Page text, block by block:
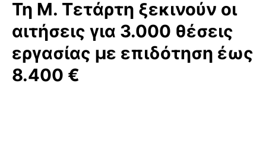
Τη Μ. Τετάρτη ξεκινούν οι
αιτήσεις για 3.000 θέσεις
εργασίας με επιδότηση έως
8.400 €